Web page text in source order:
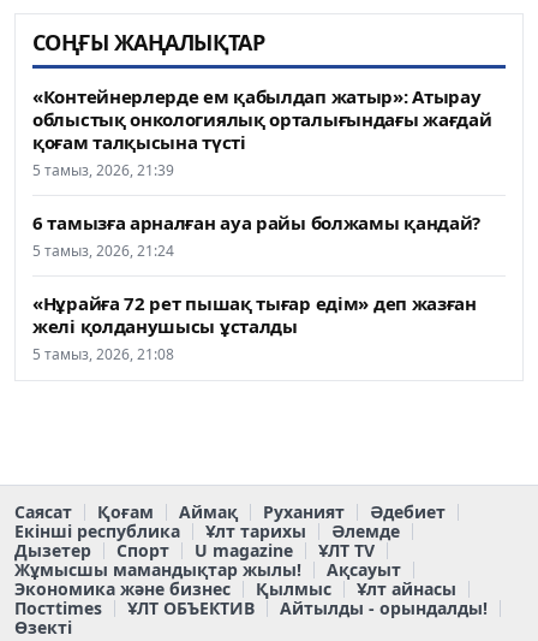
СОҢҒЫ ЖАҢАЛЫҚТАР
«Контейнерлерде ем қабылдап жатыр»: Атырау
облыстық онкологиялық орталығындағы жағдай
қоғам талқысына түсті
5 тамыз, 2026, 21:39
6 тамызға арналған ауа райы болжамы қандай?
5 тамыз, 2026, 21:24
«Нұрайға 72 рет пышақ тығар едім» деп жазған
желі қолданушысы ұсталды
5 тамыз, 2026, 21:08
Саясат Қоғам Аймақ Руханият
Әдебиет
Екінші республика
Ұлт тарихы
Әлемде
Дызетер
Спорт U magazine
ҰЛТ TV
Жұмысшы мамандықтар жылы!
Ақсауыт
Экономика және бизнес
Қылмыс
Ұлт айнасы
Постtimes
ҰЛТ ОБЪЕКТИВ
Айтылды - орындалды!
Өзекті